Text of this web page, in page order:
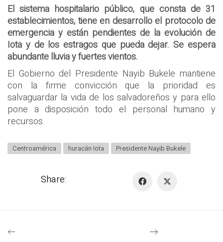
El sistema hospitalario público, que consta de 31
establecimientos, tiene en desarrollo el protocolo de
emergencia y están pendientes de la evolución de
Iota y de los estragos que pueda dejar. Se espera
abundante lluvia y fuertes vientos.
El Gobierno del Presidente Nayib Bukele mantiene
con la firme convicción que la prioridad es
salvaguardar la vida de los salvadoreños y para ello
pone a disposición todo el personal humano y
recursos.
Centroamérica huracán Iota Presidente Nayib Bukele
Share: